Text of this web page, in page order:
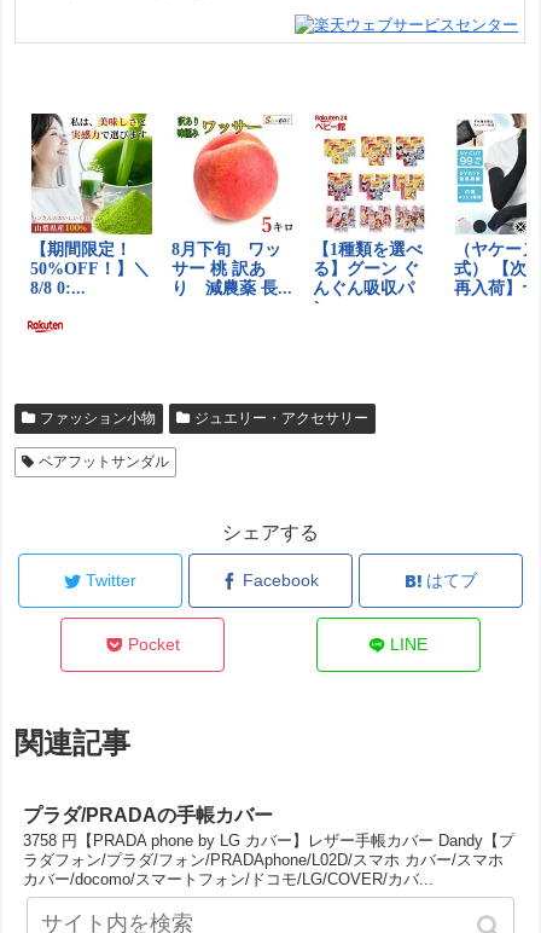
ファッション小物 ジュエリー・アクセサリー
ベアフットサンダル
シェアする
Twitter Facebook はてブ
Pocket LINE
関連記事
プラダ/PRADAの手帳カバー
3758 円【PRADA phone by LG カバー】レザー手帳カバー Dandy【プ
ラダフォン/プラダ/フォン/PRADAphone/L02D/スマホ カバー/スマホ
カバー/docomo/スマートフォン/ドコモ/LG/COVER/カバ...